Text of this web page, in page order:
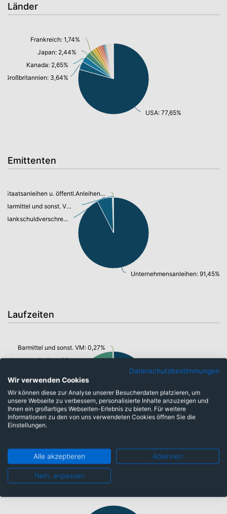
Länder
USA: 77,65%
Großbritannien: 3,64%
Kanada: 2,65%
Japan: 2,44%
Frankreich: 1,74%
Emittenten
Unternehmensanleihen: 91,45%
Bankschuldverschreibung: 6,91%
Barmittel und sonst. VM: 0,27%
Staatsanleihen u. öffentl.Anleihen: 0,13%
Laufzeiten
lange Laufzeiten: 22,64%
mittlere Laufzeiten: 22,60%
Barmittel und sonst. VM: 0,27%
Währungen
Datenschutzbestimmungen
Wir verwenden Cookies
Wir können diese zur Analyse unserer Besucherdaten platzieren, um
unsere Webseite zu verbessern, personalisierte Inhalte anzuzeigen und
Ihnen ein großartiges Webseiten-Erlebnis zu bieten. Für weitere
Informationen zu den von uns verwendeten Cookies öffnen Sie die
Einstellungen.
Alle akzeptieren Ablehnen
Nein, anpassen